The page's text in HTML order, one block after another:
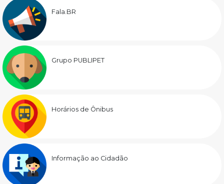
Fala.BR
Grupo PUBLIPET
Horários de Ônibus
Informação ao Cidadão